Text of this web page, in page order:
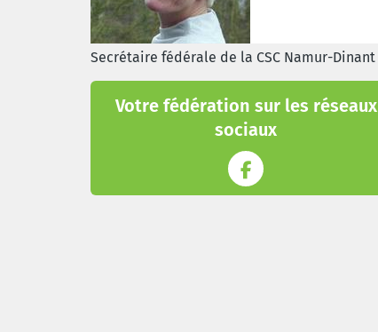
Secrétaire fédérale de la CSC Namur-Dinant
Votre fédération sur les réseaux
sociaux